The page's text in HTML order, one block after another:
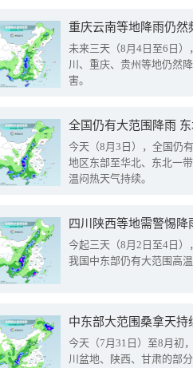
重庆云南等地降雨仍然
未来三天（8月4日至6日
川、重庆、贵州等地仍然
害。
全国仍有大范围降雨
今天（8月3日），全国仍
地区东部至华北、东北一
温闷热天气持续。
今起三天（8月2日至4日
我国中东部仍有大范围高
中东部大范围桑拿天
今天（7月31日）至8月初
川盆地、陕西、甘肃的部